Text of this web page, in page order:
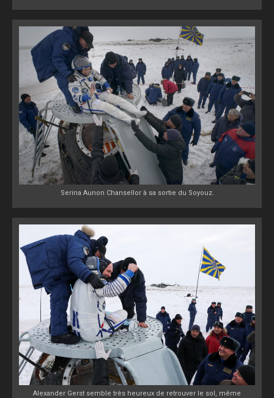
Serina Aunon Chansellor à sa sortie du Soyouz.
Alexander Gerst semble très heureux de retrouver le sol, même